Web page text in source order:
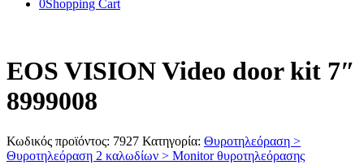
0Shopping Cart
EOS VISION Video door kit 7″
8999008
Κωδικός προϊόντος: 7927 Κατηγορία: Θυροτηλεόραση >
Θυροτηλεόραση 2 καλωδίων > Μonitor θυροτηλεόρασης